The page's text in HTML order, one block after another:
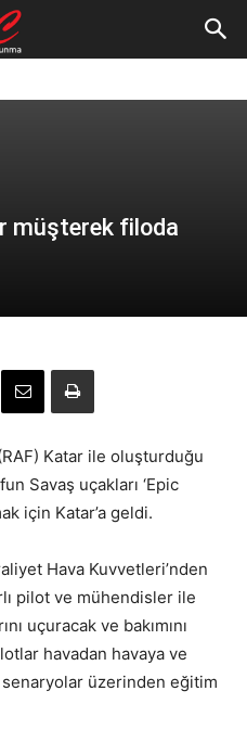
müşterek filoda
Katar ile oluşturduğu
Savaş uçakları ‘Epic
için Katar’a geldi.
Hava Kuvvetleri’nden
pilot ve mühendisler ile
uçuracak ve bakımını
havadan havaya ve
üzerinden eğitim